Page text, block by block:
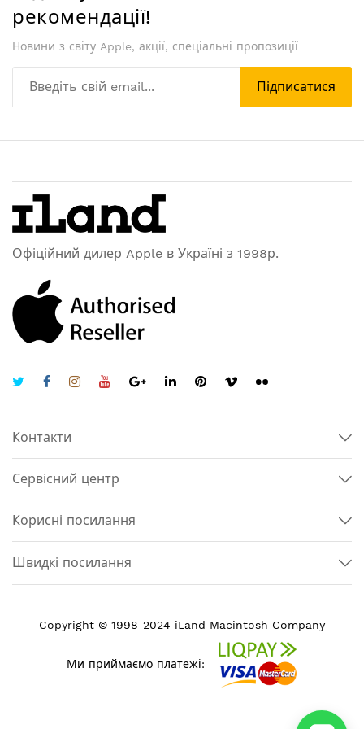
рекомендації!
Новини з світу Apple, акції, спеціальні пропозиції
Підписатися
Офіційний дилер Apple в Україні з 1998р.
Контакти
Сервісний центр
Корисні посилання
Швидкі посилання
Copyright © 1998-2024 iLand Macintosh Company
Ми приймаємо платежі: